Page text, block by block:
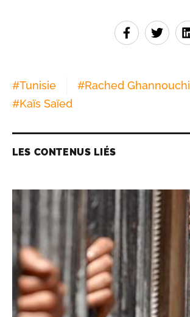
#Tunisie #Rached Ghannouchi
#Kaïs Saïed
LES CONTENUS LIÉS